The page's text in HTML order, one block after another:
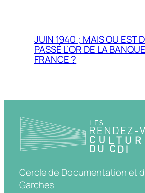
JUIN 1940 ; MAIS OU EST
PASSÉ L’OR DE LA
FRANCE ?
Cercle de Documentation et
Garches